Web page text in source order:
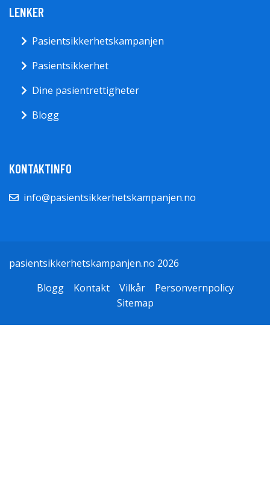
LENKER
Pasientsikkerhetskampanjen
Pasientsikkerhet
Dine pasientrettigheter
Blogg
KONTAKTINFO
info@pasientsikkerhetskampanjen.no
pasientsikkerhetskampanjen.no 2026
Blogg
Kontakt Vilkår
Personvernpolicy
Sitemap